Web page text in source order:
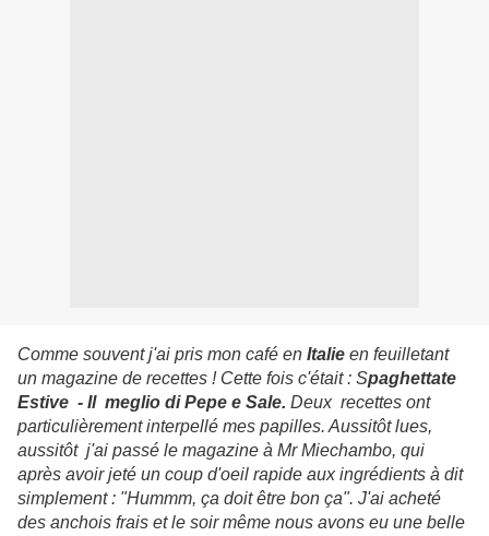
Comme souvent j'ai pris mon café en Italie en feuilletant
un magazine de recettes ! Cette fois c'était : Spaghettate
Estive - Il meglio di Pepe e Sale. Deux recettes ont
particulièrement interpellé mes papilles. Aussitôt lues,
aussitôt j'ai passé le magazine à Mr Miechambo, qui
après avoir jeté un coup d'oeil rapide aux ingrédients à dit
simplement : "Hummm, ça doit être bon ça". J'ai acheté
des anchois frais et le soir même nous avons eu une belle